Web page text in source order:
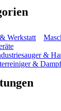
Werkstatt
&
&